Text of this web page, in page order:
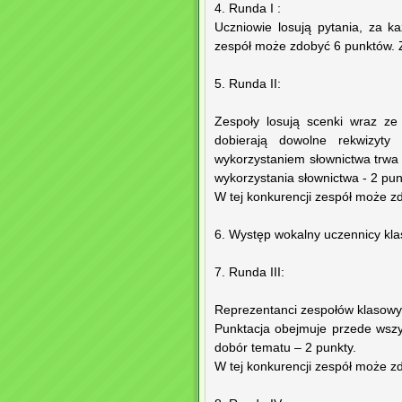
4. Runda I :
Uczniowie losują pytania, za
zespół może zdobyć 6
5. Runda II:
Zespoły losują scenki wraz ze
dobierają dowolne
wykorzystaniem słownictwa
wykorzystania słownictwa - 2
W tej konkurencji zespół może
6. Występ wokalny uczennicy
7. Runda III:
Reprezentanci zespołów
Punktacja obejmuje przede
dobór tematu – 2 punkty.
W tej konkurencji zespół może